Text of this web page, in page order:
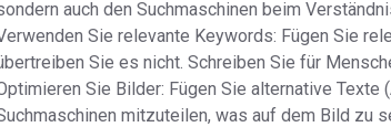
auch den Suchmaschinen beim
Sie relevante Keywords: Fügen Sie
Sie es nicht. Schreiben Sie für
Sie Bilder: Fügen Sie alternative Texte
mitzuteilen, was auf dem Bild zu